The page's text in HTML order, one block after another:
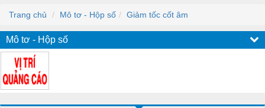
Trang chủ Mô tơ - Hộp số Giảm tốc cốt âm
Mô tơ - Hộp số